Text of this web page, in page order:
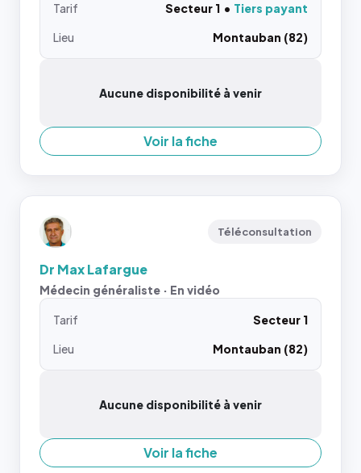
Tarif Secteur 1
Tiers payant
Lieu
Montauban (82)
Aucune disponibilité à venir
Voir la fiche
Téléconsultation
Dr Max Lafargue
Médecin généraliste · En vidéo
Tarif
Secteur 1
Lieu
Montauban (82)
Aucune disponibilité à venir
Voir la fiche